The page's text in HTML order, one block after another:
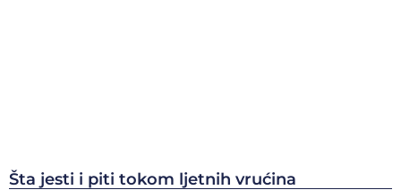
Šta jesti i piti tokom ljetnih vrućina